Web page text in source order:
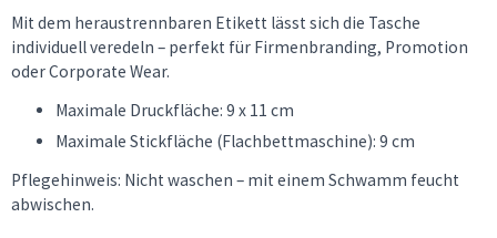
Mit dem heraustrennbaren Etikett lässt sich die Tasche
individuell veredeln – perfekt für Firmenbranding, Promotion
oder Corporate Wear.
Maximale Druckfläche: 9 x 11 cm
Maximale Stickfläche (Flachbettmaschine): 9 cm
Pflegehinweis: Nicht waschen – mit einem Schwamm feucht
abwischen.